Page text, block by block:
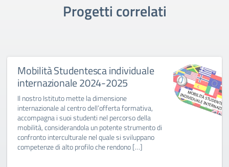
Progetti correlati
Mobilità Studentesca individuale
internazionale 2024-2025
Il nostro Istituto mette la dimensione
internazionale al centro dell’offerta formativa,
accompagna i suoi studenti nel percorso della
mobilità, considerandola un potente strumento di
confronto interculturale nel quale si sviluppano
competenze di alto profilo che rendono […]